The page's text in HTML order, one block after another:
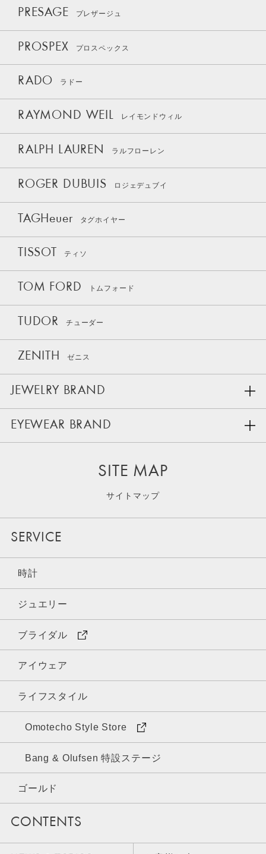
PRESAGE プレザージュ
PROSPEX プロスペックス
RADO ラドー
RAYMOND WEIL レイモンドウィル
RALPH LAUREN ラルフローレン
ROGER DUBUIS ロジェデュブイ
TAGHeuer タグホイヤー
TISSOT ティソ
TOM FORD トムフォード
TUDOR チューダー
ZENITH ゼニス
JEWELRY BRAND
EYEWEAR BRAND
SITE MAP
サイトマップ
SERVICE
時計
ジュエリー
ブライダル
アイウェア
ライフスタイル
Omotecho Style Store
Bang & Olufsen 特設ステージ
ゴールド
CONTENTS